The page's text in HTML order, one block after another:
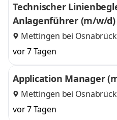
Technischer
Anlagenführer (m/w/d)
Mettingen bei Osnabrück
vor 7 Tagen
Application Manager
Mettingen bei Osnabrück
vor 7 Tagen